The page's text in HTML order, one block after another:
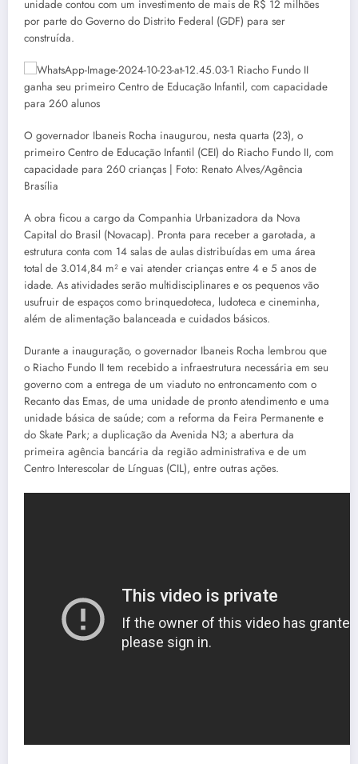
unidade contou com um investimento de mais de R$ 12 milhões
por parte do Governo do Distrito Federal (GDF) para ser
construída.
O governador Ibaneis Rocha inaugurou, nesta quarta (23), o
primeiro Centro de Educação Infantil (CEI) do Riacho Fundo II, com
capacidade para 260 crianças | Foto: Renato Alves/Agência
Brasília
A obra ficou a cargo da Companhia Urbanizadora da Nova
Capital do Brasil (Novacap). Pronta para receber a garotada, a
estrutura conta com 14 salas de aulas distribuídas em uma área
total de 3.014,84 m² e vai atender crianças entre 4 e 5 anos de
idade. As atividades serão multidisciplinares e os pequenos vão
usufruir de espaços como brinquedoteca, ludoteca e cineminha,
além de alimentação balanceada e cuidados básicos.
Durante a inauguração, o governador Ibaneis Rocha lembrou que
o Riacho Fundo II tem recebido a infraestrutura necessária em seu
governo com a entrega de um viaduto no entroncamento com o
Recanto das Emas, de uma unidade de pronto atendimento e uma
unidade básica de saúde; com a reforma da Feira Permanente e
do Skate Park; a duplicação da Avenida N3; a abertura da
primeira agência bancária da região administrativa e de um
Centro Interescolar de Línguas (CIL), entre outras ações.